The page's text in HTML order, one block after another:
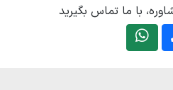
با ما تماس بگیرید